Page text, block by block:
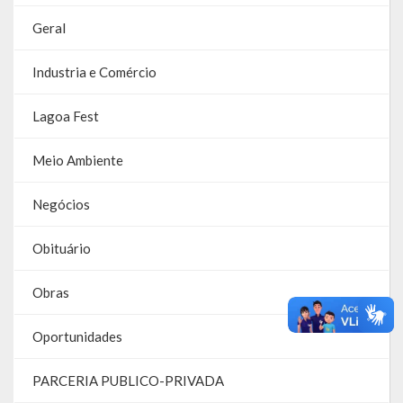
Links Úteis
Emendas Parlament. EC 105 FNS
ITBI Online
Portal do Cidadão
Carta de Serviços ao Usuário
Transparência 2015
Geral
Industria e Comércio
Lagoa Fest
Meio Ambiente
Negócios
Obituário
Obras
Oportunidades
PARCERIA PUBLICO-PRIVADA